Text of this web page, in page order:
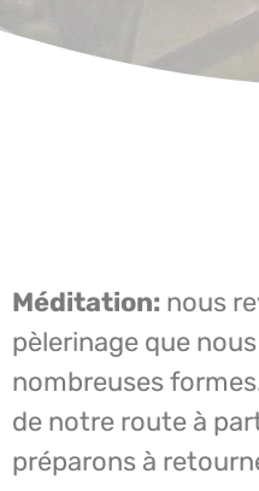
Méditation: nous
pèlerinage que
nombreuses
de notre route à
préparons à